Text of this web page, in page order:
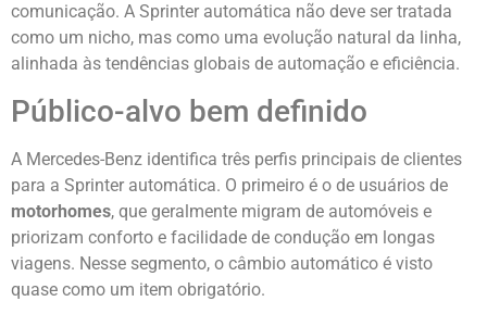
comunicação. A Sprinter automática não deve ser tratada
como um nicho, mas como uma evolução natural da linha,
alinhada às tendências globais de automação e eficiência.
Público-alvo bem definido
A Mercedes-Benz identifica três perfis principais de clientes
para a Sprinter automática. O primeiro é o de usuários de
motorhomes, que geralmente migram de automóveis e
priorizam conforto e facilidade de condução em longas
viagens. Nesse segmento, o câmbio automático é visto
quase como um item obrigatório.